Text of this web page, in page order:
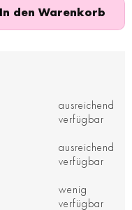
In den Warenkorb
ausreichend
verfügbar
ausreichend
verfügbar
wenig
verfügbar